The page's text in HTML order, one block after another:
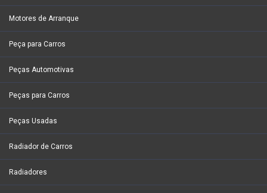
Motores de Arranque
Peça para Carros
Peças Automotivas
Peças para Carros
Peças Usadas
Radiador de Carros
Radiadores